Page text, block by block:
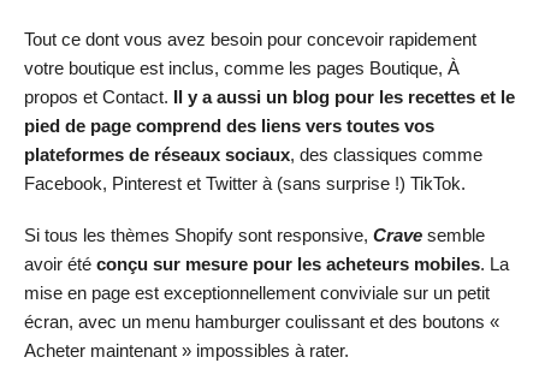
Tout ce dont vous avez besoin pour concevoir rapidement
votre boutique est inclus, comme les pages Boutique, À
propos et Contact. Il y a aussi un blog pour les recettes et le
pied de page comprend des liens vers toutes vos
plateformes de réseaux sociaux, des classiques comme
Facebook, Pinterest et Twitter à (sans surprise !) TikTok.
Si tous les thèmes Shopify sont responsive, Crave semble
avoir été conçu sur mesure pour les acheteurs mobiles. La
mise en page est exceptionnellement conviviale sur un petit
écran, avec un menu hamburger coulissant et des boutons «
Acheter maintenant » impossibles à rater.